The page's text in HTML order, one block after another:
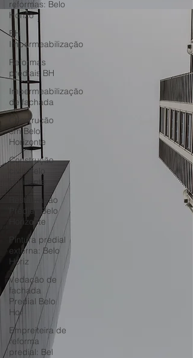
reformas: Belo
Horizo
BH
Impermeabilização
Reformas
prediais BH
Impermeabilização
de fachada
Construção
em Belo
Horizonte
Construção
civil: Belo
Horizonte
Restauração
Predial: Belo
Horizonte
Pintura predial
externa: Belo
Horiz
Vedação de
fachada
Predial Belo
Hor
Empreiteira de
reforma
predial: Bel